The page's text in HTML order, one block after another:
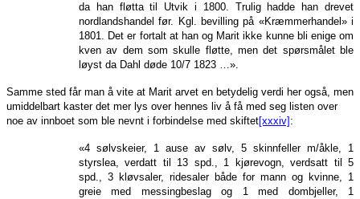
da han fløtta til Utvik i 1800. Trulig hadde han drevet
nordlandshandel før. Kgl. bevilling på «Kræmmerhandel» i
1801. Det er fortalt at han og Marit ikke kunne bli enige om
kven av dem som skulle fløtte, men det spørsmålet ble
løyst da Dahl døde 10/7 1823 …».
Samme sted får man å vite at Marit arvet en betydelig verdi her også, men
umiddelbart kaster det mer lys over hennes liv å få med seg listen over
noe av innboet som ble nevnt i forbindelse med skiftet[xxxiv] :
«4 sølvskeier, 1 ause av sølv, 5 skinnfeller m/åkle, 1
styrslea, verdatt til 13 spd., 1 kjørevogn, verdsatt til 5
spd., 3 kløvsaler, ridesaler både for mann og kvinne, 1
greie med messingbeslag og 1 med dombjeller, 1